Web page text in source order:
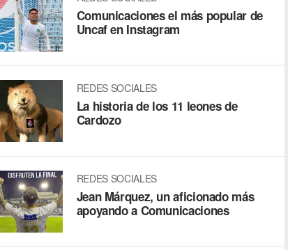
Comunicaciones el más popular de
Uncaf en Instagram
REDES SOCIALES
La historia de los 11 leones de
Cardozo
REDES SOCIALES
Jean Márquez, un aficionado más
apoyando a Comunicaciones